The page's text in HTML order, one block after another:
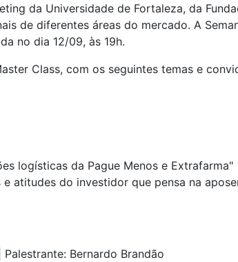
da Universidade de Fortaleza, da
de diferentes áreas do mercado. A
no dia 12/09, às 19h.
Class, com os seguintes temas e
logísticas da Pague Menos e
atitudes do investidor que pensa na
Bernardo Brandão